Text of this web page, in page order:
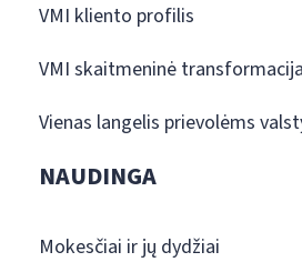
VMI kliento profilis
VMI skaitmeninė transformacija
Vienas langelis prievolėms
NAUDINGA
Mokesčiai ir jų dydžiai